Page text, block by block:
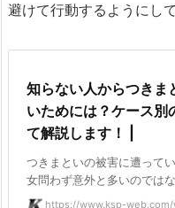
避けて行動するようにし
知らない人からつきま
いためには？ケース別
て解説します！ |
つきまといの被害に遭って
女問わず意外と多いのでは
https://www.ksp-